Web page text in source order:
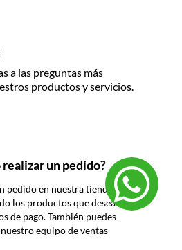
a las preguntas más
productos y servicios.
realizar un pedido?
pedido en nuestra tienda en
los productos que deseas y
de pago. También puedes
equipo de ventas